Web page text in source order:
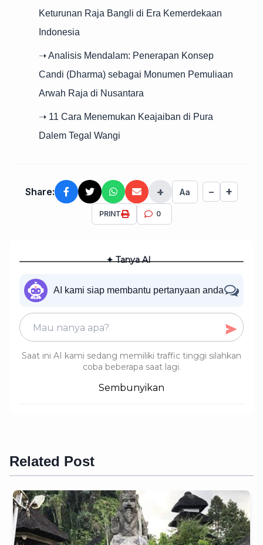
Keturunan Raja Bangli di Era Kemerdekaan
Indonesia
➝ Analisis Mendalam: Penerapan Konsep
Candi (Dharma) sebagai Monumen Pemuliaan
Arwah Raja di Nusantara
➝ 11 Cara Menemukan Keajaiban di Pura
Dalem Tegal Wangi
Share: + Aa − +
PRINT 0
✦ Tanya AI
AI kami siap membantu pertanyaan anda
Saat ini AI kami sedang memiliki traffic tinggi silahkan
coba beberapa saat lagi.
Sembunyikan
Related Post